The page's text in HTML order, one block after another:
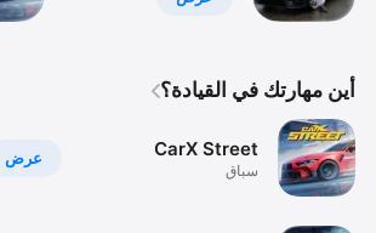
أين مهارتك في القيادة؟
عرض CarX Street
سباق